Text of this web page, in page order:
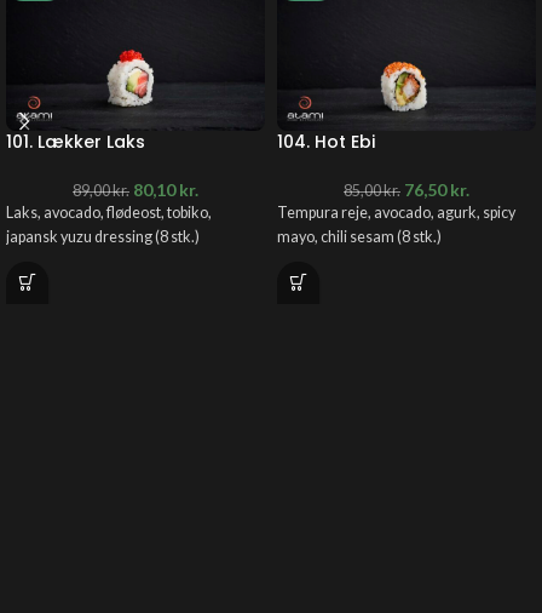
101. Lækker Laks
89,00kr. 80,10kr.
Laks, avocado, flødeost, tobiko,
japansk yuzu dressing (8 stk.)
104. Hot Ebi
85,00kr. 76,50kr.
Tempura reje, avocado, agurk, spicy
mayo, chili sesam (8 stk.)